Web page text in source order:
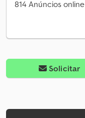
814 Anúncios online
Solicitar